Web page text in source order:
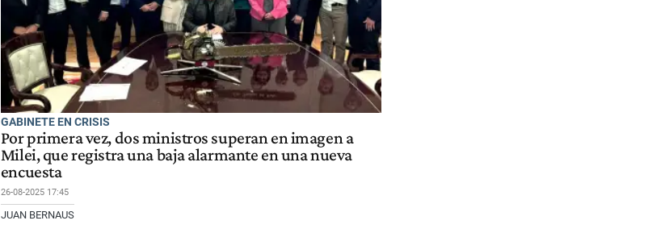
GABINETE EN CRISIS
Por primera vez, dos ministros superan en imagen a
Milei, que registra una baja alarmante en una nueva
encuesta
26-08-2025 17:45
JUAN BERNAUS